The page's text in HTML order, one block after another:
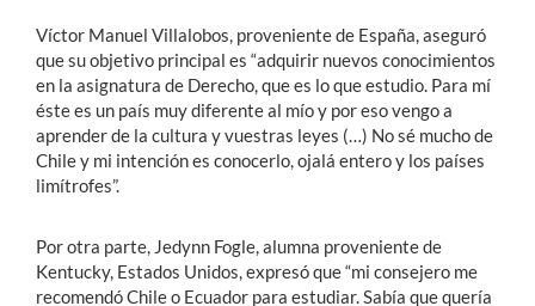
Víctor Manuel Villalobos, proveniente de España, aseguró
que su objetivo principal es “adquirir nuevos conocimientos
en la asignatura de Derecho, que es lo que estudio. Para mí
éste es un país muy diferente al mío y por eso vengo a
aprender de la cultura y vuestras leyes (…) No sé mucho de
Chile y mi intención es conocerlo, ojalá entero y los países
limítrofes”.
Por otra parte, Jedynn Fogle, alumna proveniente de
Kentucky, Estados Unidos, expresó que “mi consejero me
recomendó Chile o Ecuador para estudiar. Sabía que quería